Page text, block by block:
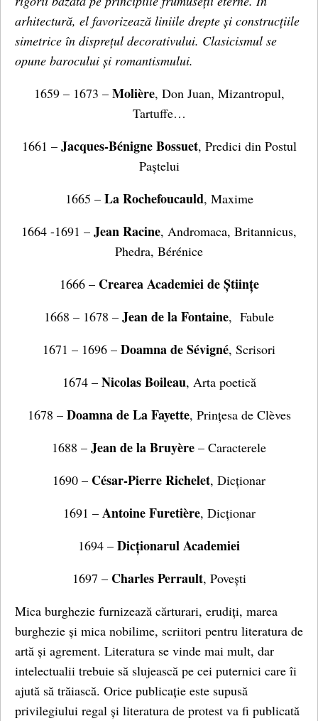
arhitectură, el favorizează liniile drepte și construcțiile
simetrice în disprețul decorativului. Clasicismul se
opune barocului și romantismului.
1659 – 1673 – Molière, Don Juan, Mizantropul,
Tartuffe…
1661 – Jacques-Bénigne Bossuet, Predici din Postul
Paștelui
1665 – La Rochefoucauld, Maxime
1664 -1691 – Jean Racine, Andromaca, Britannicus,
Phedra, Bérénice
1666 – Crearea Academiei de Științe
1668 – 1678 – Jean de la Fontaine, Fabule
1671 – 1696 – Doamna de Sévigné, Scrisori
1674 – Nicolas Boileau, Arta poetică
1678 – Doamna de La Fayette, Prințesa de Clèves
1688 – Jean de la Bruyère – Caracterele
1690 – César-Pierre Richelet, Dicționar
1691 – Antoine Furetière, Dicționar
1694 – Dicționarul Academiei
1697 – Charles Perrault, Povești
Mica burghezie furnizează cărturari, erudiți, marea
burghezie și mica nobilime, scriitori pentru literatura de
artă și agrement. Literatura se vinde mai mult, dar
intelectualii trebuie să slujească pe cei puternici care îi
ajută să trăiască. Orice publicație este supusă
privilegiului regal și literatura de protest va fi publicată